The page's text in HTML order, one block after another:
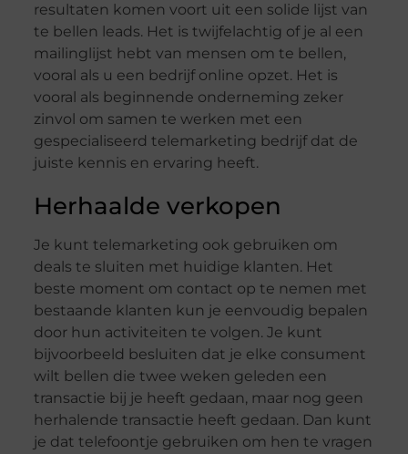
resultaten komen voort uit een solide lijst van
te bellen leads. Het is twijfelachtig of je al een
mailinglijst hebt van mensen om te bellen,
vooral als u een bedrijf online opzet. Het is
vooral als beginnende onderneming zeker
zinvol om samen te werken met een
gespecialiseerd telemarketing bedrijf dat de
juiste kennis en ervaring heeft.
Herhaalde verkopen
Je kunt telemarketing ook gebruiken om
deals te sluiten met huidige klanten. Het
beste moment om contact op te nemen met
bestaande klanten kun je eenvoudig bepalen
door hun activiteiten te volgen. Je kunt
bijvoorbeeld besluiten dat je elke consument
wilt bellen die twee weken geleden een
transactie bij je heeft gedaan, maar nog geen
herhalende transactie heeft gedaan. Dan kunt
je dat telefoontje gebruiken om hen te vragen